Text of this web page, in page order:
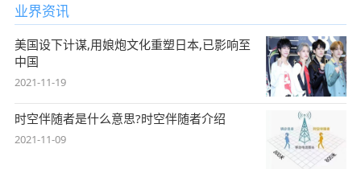
业界资讯
美国设下计谋,用娘炮文化重塑日本,已影响至
中国
2021-11-19
时空伴随者是什么意思?时空伴随者介绍
2021-11-09